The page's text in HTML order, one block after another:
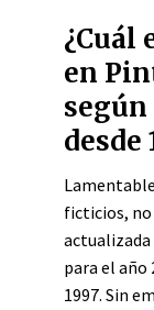
¿Cuál
en
desde
ficticios,
para el año
1997. Sin